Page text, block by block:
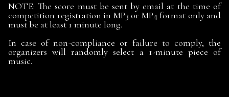
NOTE: The score must be sent by email at the time of
competition registration in MP3 or MP4 format only and
must be at least 1 minute long.
In case of non-compliance or failure to comply, the
organizers will randomly select a 1-minute piece of
music.